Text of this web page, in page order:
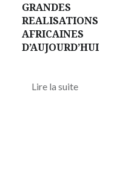
GRANDES
REALISATIONS
AFRICAINES
D’AUJOURD’HUI
Lire la suite